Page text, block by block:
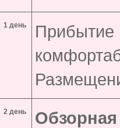
1день
Прибытие
2 день
Обзорная